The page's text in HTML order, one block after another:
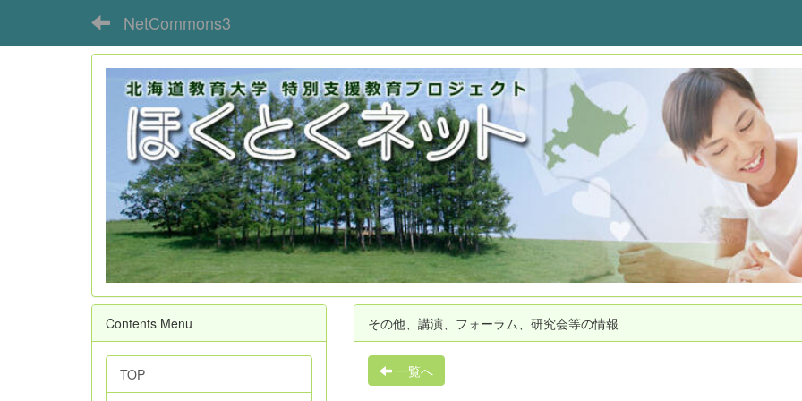
NetCommons3
その他、講演、フォーラム、研究会等の情報
一覧へ
Contents Menu
TOP